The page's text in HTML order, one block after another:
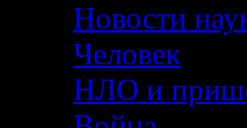
Новости
Человек
НЛО и